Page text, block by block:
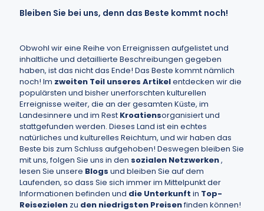
Bleiben Sie bei uns, denn das Beste kommt noch!
Obwohl wir eine Reihe von Erreignissen aufgelistet und
inhaltliche und detaillierte Beschreibungen gegeben
haben, ist das nicht das Ende! Das Beste kommt nämlich
noch! Im zweiten Teil unseres Artikelentdecken wir die
populärsten und bisher unerforschten kulturellen
Erreignisse weiter, die an der gesamten Küste, im
Landesinnere und im Rest Kroatiensorganisiert und
stattgefunden werden. Dieses Land ist ein echtes
natürliches und kulturelles Reichtum, und wir haben das
Beste bis zum Schluss aufgehoben! Deswegen bleiben Sie
mit uns, folgen Sie uns in den sozialen Netzwerken,
lesen Sie unsere Blogs und bleiben Sie auf dem
Laufenden, so dass Sie sich immer im Mittelpunkt der
Informationen befinden und die Unterkunft in Top-
Reisezielen zu den niedrigsten Preisenfinden können!